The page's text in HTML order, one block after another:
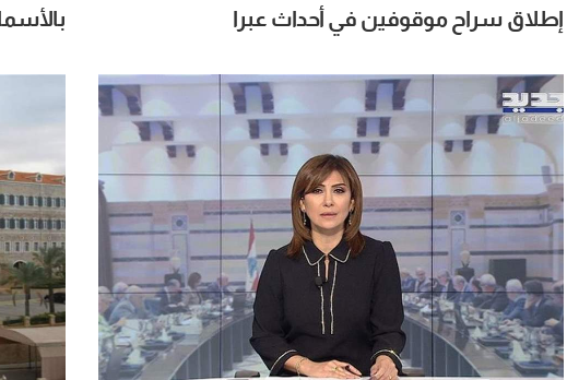
إطلاق سراح موقوفين في أحداث عبرا